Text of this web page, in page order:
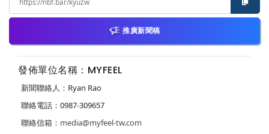
推廣新聞稿
發佈單位名稱：MYFEEL
新聞聯絡人：Ryan Rao
聯絡電話：0987-309657
聯絡信箱： media@myfeel-tw.com